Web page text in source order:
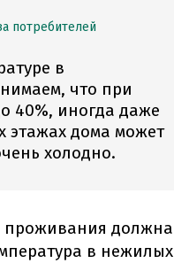
потребителей
в
что при
40%, иногда даже
этажах дома может
холодно.
проживания должна
в нежилых